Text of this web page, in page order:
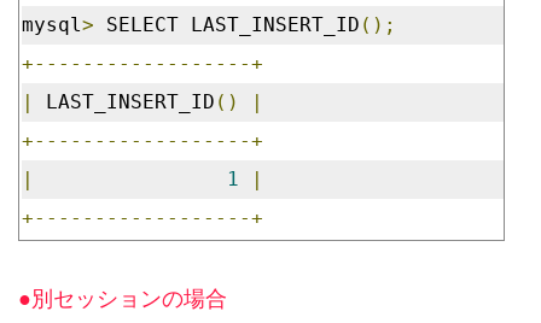
mysql> SELECT LAST_INSERT_ID ();
+------------------+
|
LAST_INSERT_ID ()
|
+------------------+
|
1
|
+------------------+
●別セッションの場合